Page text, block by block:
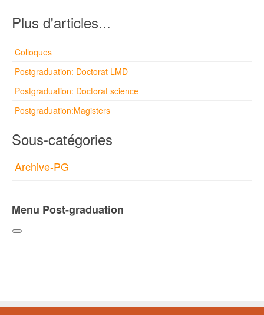
Plus d'articles...
Colloques
Postgraduation: Doctorat LMD
Postgraduation: Doctorat science
Postgraduation:Magisters
Sous-catégories
Archive-PG
Menu Post-graduation